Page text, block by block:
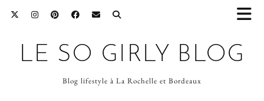
LE SO GIRLY BLOG
Blog lifestyle à La Rochelle et Bordeaux